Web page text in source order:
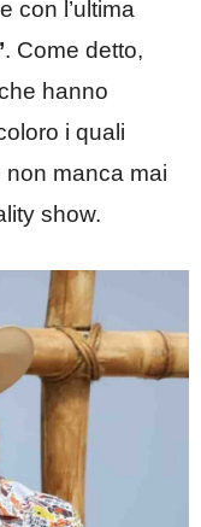
con l’ultima
. Come detto,
hanno
i quali
manca mai
show.